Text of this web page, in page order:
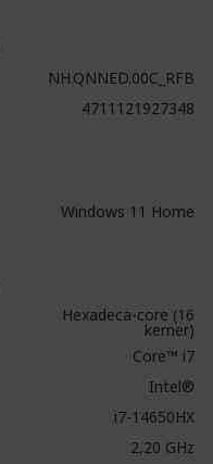
NH.QNNED.00C_RFB
4711121927348
Windows 11 Home
Hexadeca-core (16
kerner)
Core™ i7
Intel®
i7-14650HX
2,20 GHz